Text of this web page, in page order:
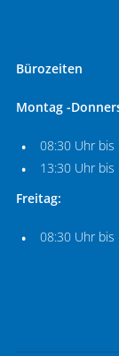
Bürozeiten
Montag -
08:30 Uhr bis
13:30 Uhr bis
Freitag:
08:30 Uhr bis